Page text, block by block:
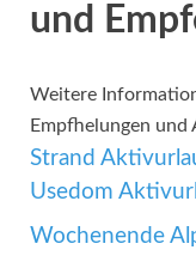
und
Weitere
Empfhelungen und
Strand
Usedom
Wochenende